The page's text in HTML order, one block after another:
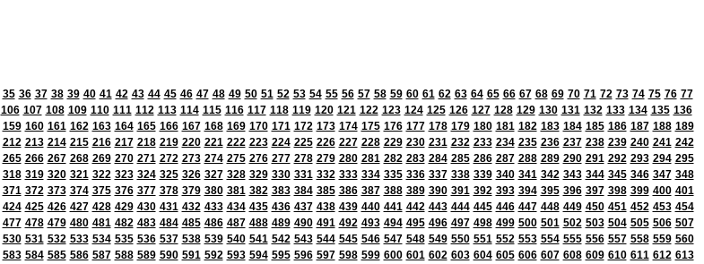
35 36 37 38 39 40 41 42 43 44 45 46 47 48 49 50 51 52 53 54 55 56 57 58 59 60 61 62 63 64 65 66 67 68 69 70 71 72 73 74 75 76 77
106 107 108 109 110 111 112 113 114 115 116 117 118 119 120 121 122 123 124 125 126 127 128 129 130 131 132 133 134 135 136
159 160 161 162 163 164 165 166 167 168 169 170 171 172 173 174 175 176 177 178 179 180 181 182 183 184 185 186 187 188 189
212 213 214 215 216 217 218 219 220 221 222 223 224 225 226 227 228 229 230 231 232 233 234 235 236 237 238 239 240 241 242
265 266 267 268 269 270 271 272 273 274 275 276 277 278 279 280 281 282 283 284 285 286 287 288 289 290 291 292 293 294 295
318 319 320 321 322 323 324 325 326 327 328 329 330 331 332 333 334 335 336 337 338 339 340 341 342 343 344 345 346 347 348
371 372 373 374 375 376 377 378 379 380 381 382 383 384 385 386 387 388 389 390 391 392 393 394 395 396 397 398 399 400 401
424 425 426 427 428 429 430 431 432 433 434 435 436 437 438 439 440 441 442 443 444 445 446 447 448 449 450 451 452 453 454
477 478 479 480 481 482 483 484 485 486 487 488 489 490 491 492 493 494 495 496 497 498 499 500 501 502 503 504 505 506 507
530 531 532 533 534 535 536 537 538 539 540 541 542 543 544 545 546 547 548 549 550 551 552 553 554 555 556 557 558 559 560
583 584 585 586 587 588 589 590 591 592 593 594 595 596 597 598 599 600 601 602 603 604 605 606 607 608 609 610 611 612 613